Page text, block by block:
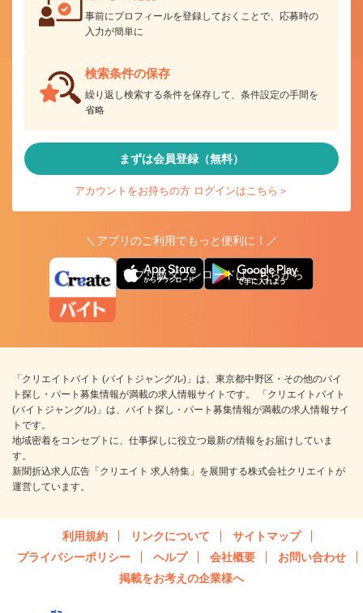
事前にプロフィールを登録しておくことで、応募時の
入力が簡単に
検索条件の保存
繰り返し検索する条件を保存して、条件設定の手間を
省略
まずは会員登録（無料）
アカウントをお持ちの方 ログインはこちら＞
＼アプリのご利用でもっと便利に！／
アプリ版ダウンロードはこちらから
「クリエイトバイト (バイトジャングル)」は、東京都中野区・その他のバイ
ト探し・パート募集情報が満載の求人情報サイトです。 「クリエイトバイト
(バイトジャングル)」は、バイト探し・パート募集情報が満載の求人情報サイ
トです。
地域密着をコンセプトに、仕事探しに役立つ最新の情報をお届けしていま
す。
新聞折込求人広告「クリエイト 求人特集」を展開する株式会社クリエイトが
運営しています。
利用規約 リンクについて
サイトマップ
プライバシーポリシー
ヘルプ 会社概要
お問い合わせ
掲載をお考えの企業様へ